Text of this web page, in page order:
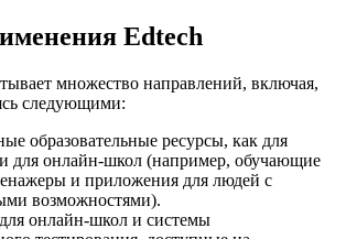
Edtech
множество направлений, включая,
следующими:
образовательные ресурсы, как для
для онлайн-школ (например, обучающие
и приложения для людей с
возможностями).
онлайн-школ и системы